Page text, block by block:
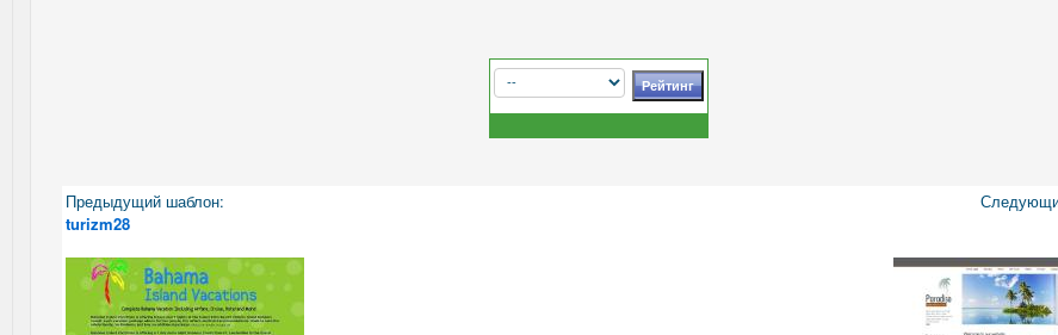
Предыдущий шаблон:
turizm28